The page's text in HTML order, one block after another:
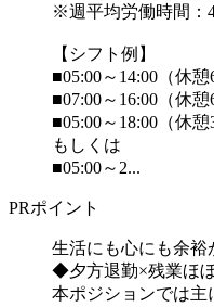
※週平均労働時間：
【シフト例】
■05:00～14:00（休憩
■07:00～16:00（休憩
■05:00～18:00（休
もしくは
■05:00～2...
PRポイント
生活にも心にも余裕
◆夕方退勤×残業ほぼ
本ポジションでは